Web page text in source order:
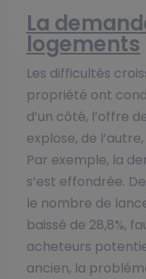
La
logements
Les difficultés
propriété ont
d’un côté, l’offre
explose, de
Par exemple, la
s’est effondrée.
le nombre de
baissé de 28,8%,
acheteurs
ancien, la